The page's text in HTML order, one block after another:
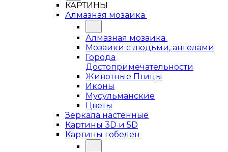
КАРТИНЫ
Алмазная мозаика
Алмазная мозаика
Мозаики с людьми, ангелами
Города
Достопримечательности
Животные Птицы
Иконы
Мусульманские
Цветы
Зеркала настенные
Картины 3D и 5D
Картины гобелен